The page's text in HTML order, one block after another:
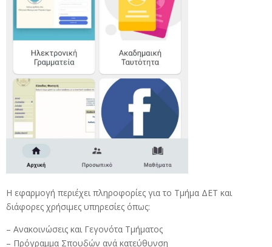
Η εφαρμογή περιέχει πληροφορίες για το Τμήμα ΔΕΤ και
διάφορες χρήσιμες υπηρεσίες όπως:
– Ανακοινώσεις και Γεγονότα Τμήματος
– Πρόγραμμα Σπουδών ανά κατεύθυνση